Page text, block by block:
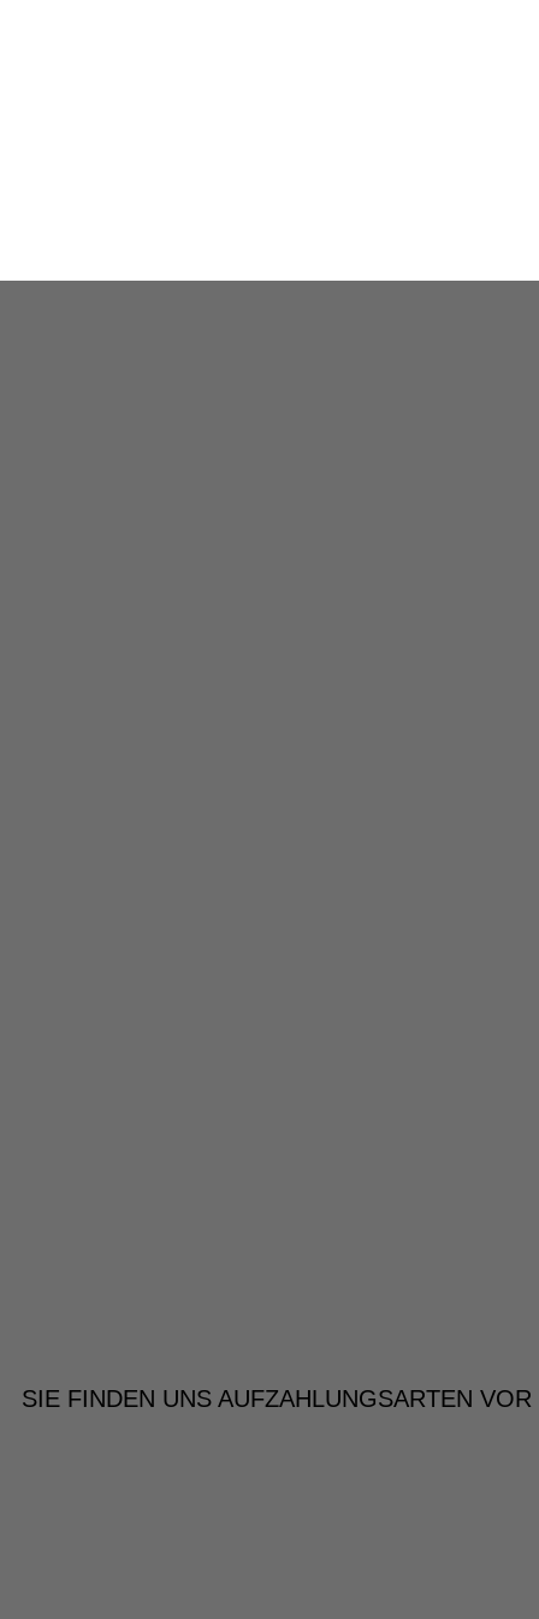
SIE FINDEN UNS AUFZAHLUNGSARTEN VOR